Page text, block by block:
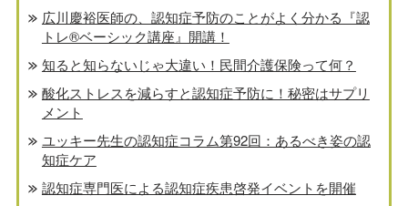
広川慶裕医師の、認知症予防のことがよく分かる『認
トレ®️ベーシック講座』開講！
知ると知らないじゃ大違い！民間介護保険って何？
酸化ストレスを減らすと認知症予防に！秘密はサプリ
メント
ユッキー先生の認知症コラム第92回：あるべき姿の認
知症ケア
認知症専門医による認知症疾患啓発イベントを開催